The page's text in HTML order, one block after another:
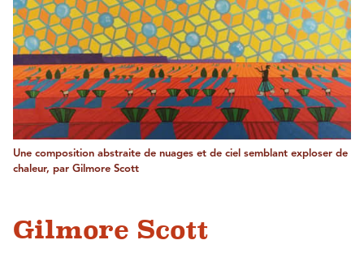
Une composition abstraite de nuages ​​et de ciel semblant exploser de
chaleur, par Gilmore Scott
Gilmore Scott